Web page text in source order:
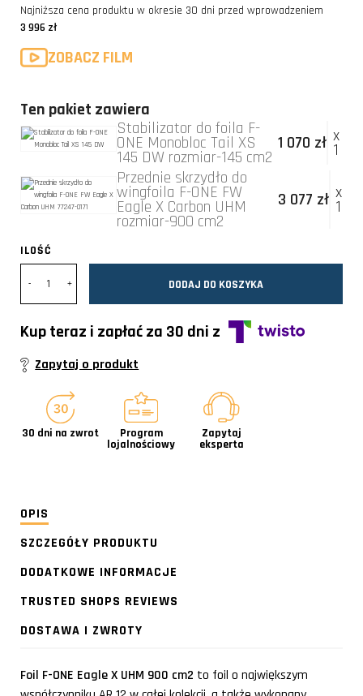
Najniższa cena produktu w okresie 30 dni przed wprowadzeniem
3 996 zł
ZOBACZ FILM
Ten pakiet zawiera
Stabilizator do foila F-
ONE Monobloc Tail XS
145 DW rozmiar-145 cm2
1 070 zł x
1
Przednie skrzydło do
wingfoila F-ONE FW
Eagle X Carbon UHM
rozmiar-900 cm2
3 077 zł x
1
ILOŚĆ
DODAJ DO KOSZYKA
Kup teraz i zapłać za 30 dni z
Zapytaj o produkt
30 dni na zwrot Program
lojalnościowy
Zapytaj
eksperta
OPIS
SZCZEGÓŁY PRODUKTU
DODATKOWE INFORMACJE
TRUSTED SHOPS REVIEWS
DOSTAWA I ZWROTY
Foil F-ONE Eagle X UHM 900 cm2 to foil o największym